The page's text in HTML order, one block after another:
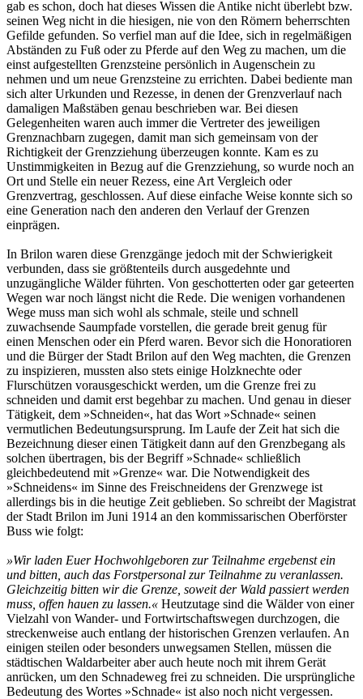
gab es schon, doch hat dieses Wissen die Antike nicht überlebt bzw.
seinen Weg nicht in die hiesigen, nie von den Römern beherrschten
Gefilde gefunden. So verfiel man auf die Idee, sich in regelmäßigen
Abständen zu Fuß oder zu Pferde auf den Weg zu machen, um die
einst aufgestellten Grenzsteine persönlich in Augenschein zu
nehmen und um neue Grenzsteine zu errichten. Dabei bediente man
sich alter Urkunden und Rezesse, in denen der Grenzverlauf nach
damaligen Maßstäben genau beschrieben war. Bei diesen
Gelegenheiten waren auch immer die Vertreter des jeweiligen
Grenznachbarn zugegen, damit man sich gemeinsam von der
Richtigkeit der Grenzziehung überzeugen konnte. Kam es zu
Unstimmigkeiten in Bezug auf die Grenzziehung, so wurde noch an
Ort und Stelle ein neuer Rezess, eine Art Vergleich oder
Grenzvertrag, geschlossen. Auf diese einfache Weise konnte sich so
eine Generation nach den anderen den Verlauf der Grenzen
einprägen.
In Brilon waren diese Grenzgänge jedoch mit der Schwierigkeit
verbunden, dass sie größtenteils durch ausgedehnte und
unzugängliche Wälder führten. Von geschotterten oder gar geteerten
Wegen war noch längst nicht die Rede. Die wenigen vorhandenen
Wege muss man sich wohl als schmale, steile und schnell
zuwachsende Saumpfade vorstellen, die gerade breit genug für
einen Menschen oder ein Pferd waren. Bevor sich die Honoratioren
und die Bürger der Stadt Brilon auf den Weg machten, die Grenzen
zu inspizieren, mussten also stets einige Holzknechte oder
Flurschützen vorausgeschickt werden, um die Grenze frei zu
schneiden und damit erst begehbar zu machen. Und genau in dieser
Tätigkeit, dem »Schneiden«, hat das Wort »Schnade« seinen
vermutlichen Bedeutungsursprung. Im Laufe der Zeit hat sich die
Bezeichnung dieser einen Tätigkeit dann auf den Grenzbegang als
solchen übertragen, bis der Begriff »Schnade« schließlich
gleichbedeutend mit »Grenze« war. Die Notwendigkeit des
»Schneidens« im Sinne des Freischneidens der Grenzwege ist
allerdings bis in die heutige Zeit geblieben. So schreibt der Magistrat
der Stadt Brilon im Juni 1914 an den kommissarischen Oberförster
Buss wie folgt:
»Wir laden Euer Hochwohlgeboren zur Teilnahme ergebenst ein
und bitten, auch das Forstpersonal zur Teilnahme zu veranlassen.
Gleichzeitig bitten wir die Grenze, soweit der Wald passiert werden
muss, offen hauen zu lassen.« Heutzutage sind die Wälder von einer
Vielzahl von Wander- und Fortwirtschaftswegen durchzogen, die
streckenweise auch entlang der historischen Grenzen verlaufen. An
einigen steilen oder besonders unwegsamen Stellen, müssen die
städtischen Waldarbeiter aber auch heute noch mit ihrem Gerät
anrücken, um den Schnadeweg frei zu schneiden. Die ursprüngliche
Bedeutung des Wortes »Schnade« ist also noch nicht vergessen.